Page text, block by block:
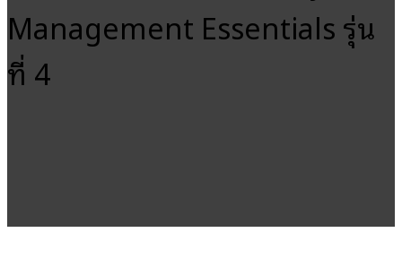
Management Essentials รุ่น
ที่ 4